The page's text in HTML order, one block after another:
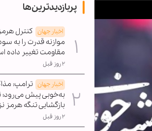
پربازدیدترین‌ها
اخبار جهان کنترل
موازنه قدرت را به
مقاومت تغییر داده
۲ روز قبل
اخبار جهان ترامپ:
به‌خوبی پیش می‌رود؛
بازگشایی تنگه هرمز
۲ روز قبل